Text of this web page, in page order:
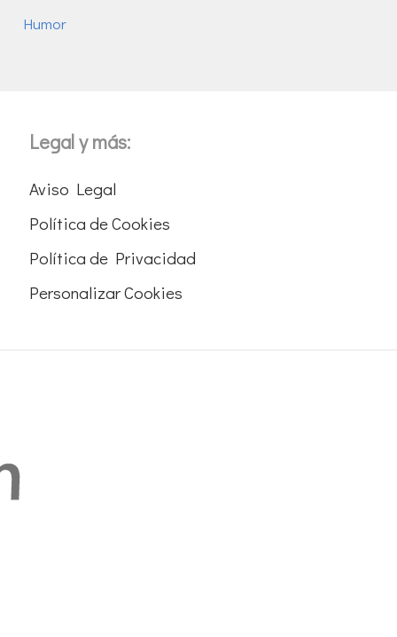
Humor
Legal y más:
Aviso Legal
Política de Cookies
Política de Privacidad
Personalizar Cookies